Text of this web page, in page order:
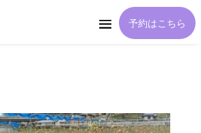
予約はこちら